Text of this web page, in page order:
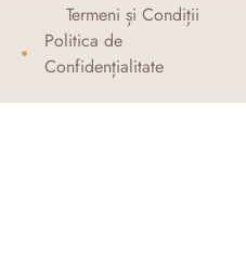
Termeni și Condiții
Politica de
Confidențialitate